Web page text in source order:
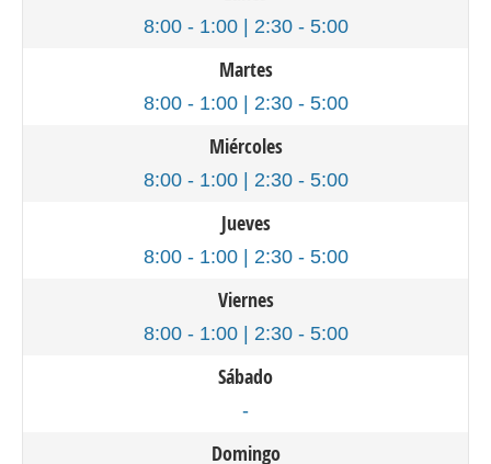
8:00 - 1:00 | 2:30 - 5:00
Martes
8:00 - 1:00 | 2:30 - 5:00
Miércoles
8:00 - 1:00 | 2:30 - 5:00
Jueves
8:00 - 1:00 | 2:30 - 5:00
Viernes
8:00 - 1:00 | 2:30 - 5:00
Sábado
-
Domingo